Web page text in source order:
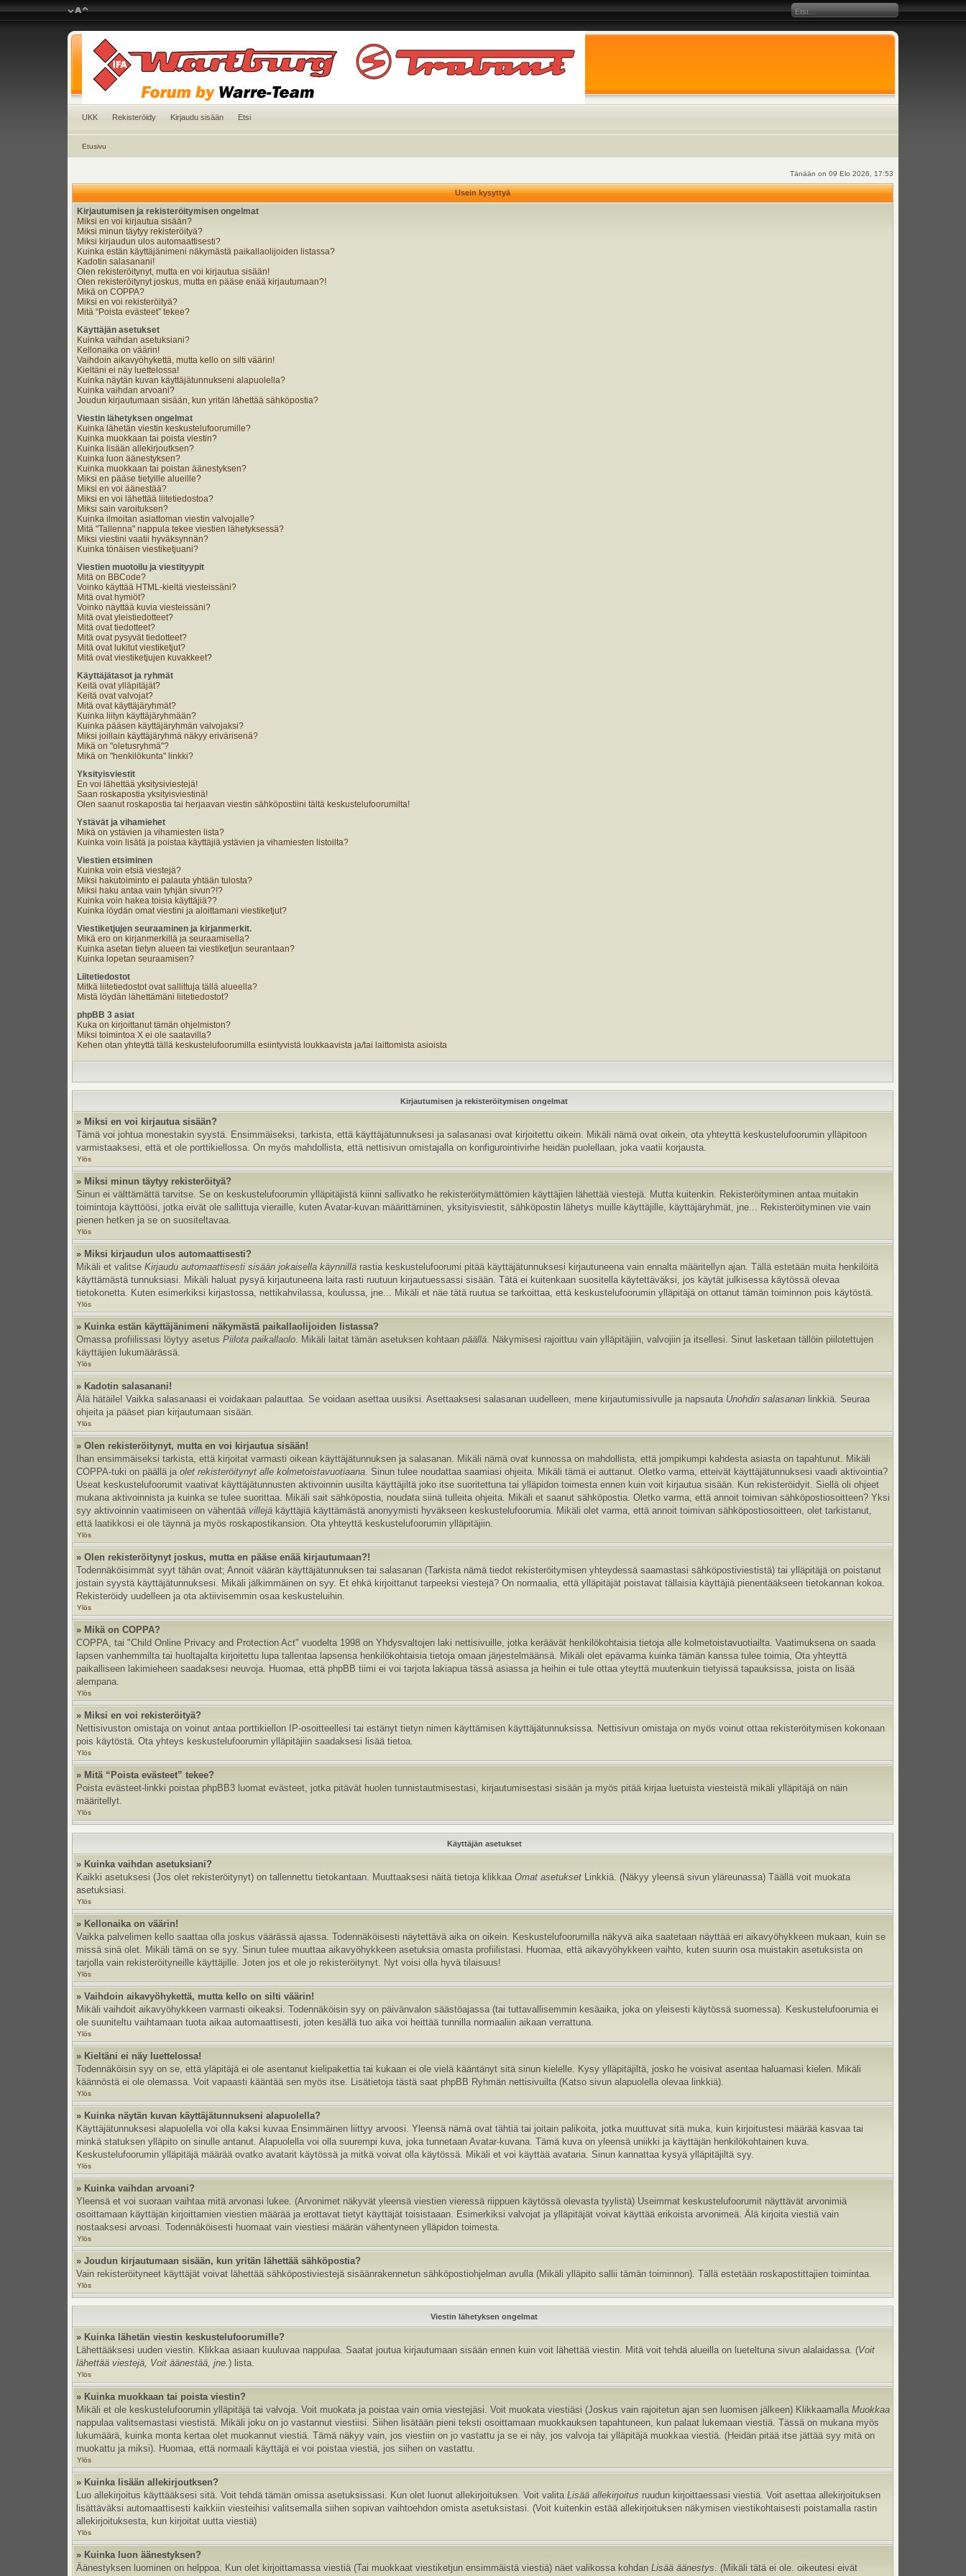
UKK Rekisteröidy Kirjaudu sisään Etsi
Etusivu
Tänään on 09 Elo 2026, 17:53
Usein kysyttyä
Kirjautumisen ja rekisteröitymisen ongelmat
Miksi en voi kirjautua sisään?
Miksi minun täytyy rekisteröityä?
Miksi kirjaudun ulos automaattisesti?
Kuinka estän käyttäjänimeni näkymästä paikallaolijoiden listassa?
Kadotin salasanani!
Olen rekisteröitynyt, mutta en voi kirjautua sisään!
Olen rekisteröitynyt joskus, mutta en pääse enää kirjautumaan?!
Mikä on COPPA?
Miksi en voi rekisteröityä?
Mitä “Poista evästeet” tekee?
Käyttäjän asetukset
Kuinka vaihdan asetuksiani?
Kellonaika on väärin!
Vaihdoin aikavyöhykettä, mutta kello on silti väärin!
Kieltäni ei näy luettelossa!
Kuinka näytän kuvan käyttäjätunnukseni alapuolella?
Kuinka vaihdan arvoani?
Joudun kirjautumaan sisään, kun yritän lähettää sähköpostia?
Viestin lähetyksen ongelmat
Kuinka lähetän viestin keskustelufoorumille?
Kuinka muokkaan tai poista viestin?
Kuinka lisään allekirjoutksen?
Kuinka luon äänestyksen?
Kuinka muokkaan tai poistan äänestyksen?
Miksi en pääse tietyille alueille?
Miksi en voi äänestää?
Miksi en voi lähettää liitetiedostoa?
Miksi sain varoituksen?
Kuinka ilmoitan asiattoman viestin valvojalle?
Mitä "Tallenna" nappula tekee viestien lähetyksessä?
Miksi viestini vaatii hyväksynnän?
Kuinka tönäisen viestiketjuani?
Viestien muotoilu ja viestityypit
Mitä on BBCode?
Voinko käyttää HTML-kieltä viesteissäni?
Mitä ovat hymiöt?
Voinko näyttää kuvia viesteissäni?
Mitä ovat yleistiedotteet?
Mitä ovat tiedotteet?
Mitä ovat pysyvät tiedotteet?
Mitä ovat lukitut viestiketjut?
Mitä ovat viestiketjujen kuvakkeet?
Käyttäjätasot ja ryhmät
Keitä ovat ylläpitäjät?
Keitä ovat valvojat?
Mitä ovat käyttäjäryhmät?
Kuinka liityn käyttäjäryhmään?
Kuinka pääsen käyttäjäryhmän valvojaksi?
Miksi joillain käyttäjäryhmä näkyy erivärisenä?
Mikä on "oletusryhmä"?
Mikä on "henkilökunta" linkki?
Yksityisviestit
En voi lähettää yksitysiviestejä!
Saan roskapostia yksityisviestinä!
Olen saanut roskapostia tai herjaavan viestin sähköpostiini tältä keskustelufoorumilta!
Ystävät ja vihamiehet
Mikä on ystävien ja vihamiesten lista?
Kuinka voin lisätä ja poistaa käyttäjiä ystävien ja vihamiesten listoilta?
Viestien etsiminen
Kuinka voin etsiä viestejä?
Miksi hakutoiminto ei palauta yhtään tulosta?
Miksi haku antaa vain tyhjän sivun?!?
Kuinka voin hakea toisia käyttäjiä??
Kuinka löydän omat viestini ja aloittamani viestiketjut?
Viestiketjujen seuraaminen ja kirjanmerkit.
Mikä ero on kirjanmerkillä ja seuraamisella?
Kuinka asetan tietyn alueen tai viestiketjun seurantaan?
Kuinka lopetan seuraamisen?
Liitetiedostot
Mitkä liitetiedostot ovat sallittuja tällä alueella?
Mistä löydän lähettämäni liitetiedostot?
phpBB 3 asiat
Kuka on kirjoittanut tämän ohjelmiston?
Miksi toimintoa X ei ole saatavilla?
Kehen otan yhteyttä tällä keskustelufoorumilla esiintyvistä loukkaavista ja/tai laittomista asioista
Kirjautumisen ja rekisteröitymisen ongelmat
» Miksi en voi kirjautua sisään?
Tämä voi johtua monestakin syystä. Ensimmäiseksi, tarkista, että käyttäjätunnuksesi ja salasanasi ovat kirjoitettu oikein. Mikäli nämä ovat oikein, ota yhteyttä keskustelufoorumin ylläpitoon
varmistaaksesi, että et ole porttikiellossa. On myös mahdollista, että nettisivun omistajalla on konfigurointivirhe heidän puolellaan, joka vaatii korjausta.
Ylös
» Miksi minun täytyy rekisteröityä?
Sinun ei välttämättä tarvitse. Se on keskustelufoorumin ylläpitäjistä kiinni sallivatko he rekisteröitymättömien käyttäjien lähettää viestejä. Mutta kuitenkin. Rekisteröityminen antaa muitakin
toimintoja käyttöösi, jotka eivät ole sallittuja vieraille, kuten Avatar-kuvan määrittäminen, yksityisviestit, sähköpostin lähetys muille käyttäjille, käyttäjäryhmät, jne... Rekisteröityminen vie vain
pienen hetken ja se on suositeltavaa.
Ylös
» Miksi kirjaudun ulos automaattisesti?
Mikäli et valitseKirjaudu automaattisesti sisään jokaisella käynnillä rastia keskustelufoorumi pitää käyttäjätunnuksesi kirjautuneena vain ennalta määritellyn ajan. Tällä estetään muita henkilöitä
käyttämästä tunnuksiasi. Mikäli haluat pysyä kirjautuneena laita rasti ruutuun kirjautuessassi sisään. Tätä ei kuitenkaan suositella käytettäväksi, jos käytät julkisessa käytössä olevaa
tietokonetta. Kuten esimerkiksi kirjastossa, nettikahvilassa, koulussa, jne... Mikäli et näe tätä ruutua se tarkoittaa, että keskustelufoorumin ylläpitäjä on ottanut tämän toiminnon pois käytöstä.
Ylös
» Kuinka estän käyttäjänimeni näkymästä paikallaolijoiden listassa?
Omassa profiilissasi löytyy asetusPiilota paikallaolo. Mikäli laitat tämän asetuksen kohtaanpäällä. Näkymisesi rajoittuu vain ylläpitäjiin, valvojiin ja itsellesi. Sinut lasketaan tällöin piilotettujen
käyttäjien lukumäärässä.
Ylös
» Kadotin salasanani!
Älä hätäile! Vaikka salasanaasi ei voidakaan palauttaa. Se voidaan asettaa uusiksi. Asettaaksesi salasanan uudelleen, mene kirjautumissivulle ja napsauta Unohdin salasanan linkkiä. Seuraa
ohjeita ja pääset pian kirjautumaan sisään.
Ylös
» Olen rekisteröitynyt, mutta en voi kirjautua sisään!
Ihan ensimmäiseksi tarkista, että kirjoitat varmasti oikean käyttäjätunnuksen ja salasanan. Mikäli nämä ovat kunnossa on mahdollista, että jompikumpi kahdesta asiasta on tapahtunut. Mikäli
COPPA-tuki on päällä jaolet rekisteröitynyt alle kolmetoistavuotiaana. Sinun tulee noudattaa saamiasi ohjeita. Mikäli tämä ei auttanut. Oletko varma, etteivät käyttäjätunnuksesi vaadi aktivointia?
Useat keskustelufoorumit vaativat käyttäjätunnusten aktivoinnin uusilta käyttäjiltä joko itse suoritettuna tai ylläpidon toimesta ennen kuin voit kirjautua sisään. Kun rekisteröidyit. Siellä oli ohjeet
mukana aktivoinnista ja kuinka se tulee suorittaa. Mikäli sait sähköpostia, noudata siinä tulleita ohjeita. Mikäli et saanut sähköpostia. Oletko varma, että annoit toimivan sähköpostiosoitteen? Yksi
syy aktivoinnin vaatimiseen on vähentäävillejä käyttäjiä käyttämästä anonyymisti hyväkseen keskustelufoorumia. Mikäli olet varma, että annoit toimivan sähköpostiosoitteen, olet tarkistanut,
että laatikkosi ei ole täynnä ja myös roskapostikansion. Ota yhteyttä keskustelufoorumin ylläpitäjiin.
Ylös
» Olen rekisteröitynyt joskus, mutta en pääse enää kirjautumaan?!
Todennäköisimmät syyt tähän ovat; Annoit väärän käyttäjätunnuksen tai salasanan (Tarkista nämä tiedot rekisteröitymisen yhteydessä saamastasi sähköpostiviestistä) tai ylläpitäjä on poistanut
jostain syystä käyttäjätunnuksesi. Mikäli jälkimmäinen on syy. Et ehkä kirjoittanut tarpeeksi viestejä? On normaalia, että ylläpitäjät poistavat tällaisia käyttäjiä pienentääkseen tietokannan kokoa.
Rekisteröidy uudelleen ja ota aktiivisemmin osaa keskusteluihin.
Ylös
» Mikä on COPPA?
COPPA, tai "Child Online Privacy and Protection Act" vuodelta 1998 on Yhdysvaltojen laki nettisivuille, jotka keräävät henkilökohtaisia tietoja alle kolmetoistavuotiailta. Vaatimuksena on saada
lapsen vanhemmilta tai huoltajalta kirjoitettu lupa tallentaa lapsensa henkilökohtaisia tietoja omaan järjestelmäänsä. Mikäli olet epävarma kuinka tämän kanssa tulee toimia, Ota yhteyttä
paikalliseen lakimieheen saadaksesi neuvoja. Huomaa, että phpBB tiimi ei voi tarjota lakiapua tässä asiassa ja heihin ei tule ottaa yteyttä muutenkuin tietyissä tapauksissa, joista on lisää
alempana.
Ylös
» Miksi en voi rekisteröityä?
Nettisivuston omistaja on voinut antaa porttikiellon IP-osoitteellesi tai estänyt tietyn nimen käyttämisen käyttäjätunnuksissa. Nettisivun omistaja on myös voinut ottaa rekisteröitymisen kokonaan
pois käytöstä. Ota yhteys keskustelufoorumin ylläpitäjiin saadaksesi lisää tietoa.
Ylös
» Mitä “Poista evästeet” tekee?
Poista evästeet-linkki poistaa phpBB3 luomat evästeet, jotka pitävät huolen tunnistautmisestasi, kirjautumisestasi sisään ja myös pitää kirjaa luetuista viesteistä mikäli ylläpitäjä on näin
määritellyt.
Ylös
Käyttäjän asetukset
» Kuinka vaihdan asetuksiani?
Kaikki asetuksesi (Jos olet rekisteröitynyt) on tallennettu tietokantaan. Muuttaaksesi näitä tietoja klikkaaOmat asetukset Linkkiä. (Näkyy yleensä sivun yläreunassa) Täällä voit muokata
asetuksiasi.
Ylös
» Kellonaika on väärin!
Vaikka palvelimen kello saattaa olla joskus väärässä ajassa. Todennäköisesti näytettävä aika on oikein. Keskustelufoorumilla näkyvä aika saatetaan näyttää eri aikavyöhykkeen mukaan, kuin se
missä sinä olet. Mikäli tämä on se syy. Sinun tulee muuttaa aikavyöhykkeen asetuksia omasta profiilistasi. Huomaa, että aikavyöhykkeen vaihto, kuten suurin osa muistakin asetuksista on
tarjolla vain rekisteröityneille käyttäjille. Joten jos et ole jo rekisteröitynyt. Nyt voisi olla hyvä tilaisuus!
Ylös
» Vaihdoin aikavyöhykettä, mutta kello on silti väärin!
Mikäli vaihdoit aikavyöhykkeen varmasti oikeaksi. Todennäköisin syy on päivänvalon säästöajassa (tai tuttavallisemmin kesäaika, joka on yleisesti käytössä suomessa). Keskustelufoorumia ei
ole suuniteltu vaihtamaan tuota aikaa automaattisesti, joten kesällä tuo aika voi heittää tunnilla normaaliin aikaan verrattuna.
Ylös
» Kieltäni ei näy luettelossa!
Todennäköisin syy on se, että yläpitäjä ei ole asentanut kielipakettia tai kukaan ei ole vielä kääntänyt sitä sinun kielelle. Kysy ylläpitäjiltä, josko he voisivat asentaa haluamasi kielen. Mikäli
käännöstä ei ole olemassa. Voit vapaasti kääntää sen myös itse. Lisätietoja tästä saat phpBB Ryhmän nettisivuilta (Katso sivun alapuolella olevaa linkkiä).
Ylös
» Kuinka näytän kuvan käyttäjätunnukseni alapuolella?
Käyttäjätunnuksesi alapuolella voi olla kaksi kuvaa Ensimmäinen liittyy arvoosi. Yleensä nämä ovat tähtiä tai joitain palikoita, jotka muuttuvat sitä muka, kuin kirjoitustesi määrää kasvaa tai
minkä statuksen ylläpito on sinulle antanut. Alapuolella voi olla suurempi kuva, joka tunnetaan Avatar-kuvana. Tämä kuva on yleensä uniikki ja käyttäjän henkilökohtainen kuva.
Keskustelufoorumin ylläpitäjä määrää ovatko avatarit käytössä ja mitkä voivat olla käytössä. Mikäli et voi käyttää avataria. Sinun kannattaa kysyä ylläpitäjiltä syy.
Ylös
» Kuinka vaihdan arvoani?
Yleensä et voi suoraan vaihtaa mitä arvonasi lukee. (Arvonimet näkyvät yleensä viestien vieressä riippuen käytössä olevasta tyylistä) Useimmat keskustelufoorumit näyttävät arvonimiä
osoittamaan käyttäjän kirjoittamien viestien määrää ja erottavat tietyt käyttäjät toisistaaan. Esimerkiksi valvojat ja ylläpitäjät voivat käyttää erikoista arvonimeä. Älä kirjoita viestiä vain
nostaaksesi arvoasi. Todennäköisesti huomaat vain viestiesi määrän vähentyneen ylläpidon toimesta.
Ylös
» Joudun kirjautumaan sisään, kun yritän lähettää sähköpostia?
Vain rekisteröityneet käyttäjät voivat lähettää sähköpostiviestejä sisäänrakennetun sähköpostiohjelman avulla (Mikäli ylläpito sallii tämän toiminnon). Tällä estetään roskapostittajien toimintaa.
Ylös
Viestin lähetyksen ongelmat
» Kuinka lähetän viestin keskustelufoorumille?
Lähettääksesi uuden viestin. Klikkaa asiaan kuuluvaa nappulaa. Saatat joutua kirjautumaan sisään ennen kuin voit lähettää viestin. Mitä voit tehdä alueilla on lueteltuna sivun alalaidassa. (Voit
lähettää viestejä, Voit äänestää, jne.) lista.
Ylös
» Kuinka muokkaan tai poista viestin?
Mikäli et ole keskustelufoorumin ylläpitäjä tai valvoja. Voit muokata ja poistaa vain omia viestejäsi. Voit muokata viestiäsi (Joskus vain rajoitetun ajan sen luomisen jälkeen) KlikkaamallaMuokkaa
nappulaa valitsemastasi viestistä. Mikäli joku on jo vastannut viestiisi. Siihen lisätään pieni teksti osoittamaan muokkauksen tapahtuneen, kun palaat lukemaan viestiä. Tässä on mukana myös
lukumäärä, kuinka monta kertaa olet muokannut viestiä. Tämä näkyy vain, jos viestiin on jo vastattu ja se ei näy, jos valvoja tai ylläpitäjä muokkaa viestiä. (Heidän pitää itse jättää syy mitä on
muokattu ja miksi). Huomaa, että normaali käyttäjä ei voi poistaa viestiä, jos siihen on vastattu.
Ylös
» Kuinka lisään allekirjoutksen?
Luo allekirjoitus käyttääksesi sitä. Voit tehdä tämän omissa asetuksissasi. Kun olet luonut allekirjoituksen. Voit valitaLisää allekirjoitus ruudun kirjoittaessasi viestiä. Voit asettaa allekirjoituksen
lisättäväksi automaattisesti kaikkiin viesteihisi valitsemalla siihen sopivan vaihtoehdon omista asetuksistasi. (Voit kuitenkin estää allekirjoituksen näkymisen viestikohtaisesti poistamalla rastin
allekirjoituksesta, kun kirjoitat uutta viestiä)
Ylös
» Kuinka luon äänestyksen?
Äänestyksen luominen on helppoa. Kun olet kirjoittamassa viestiä (Tai muokkaat viestiketjun ensimmäistä viestiä) näet valikossa kohdanLisää äänestys. (Mikäli tätä ei ole. oikeutesi eivät